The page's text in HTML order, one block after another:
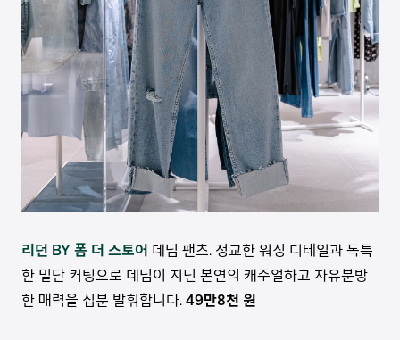
리던 BY 폼 더 스토어 데님 팬츠. 정교한 워싱 디테일과 독특
한 밑단 커팅으로 데님이 지닌 본연의 캐주얼하고 자유분방
한 매력을 십분 발휘합니다. 49만8천 원